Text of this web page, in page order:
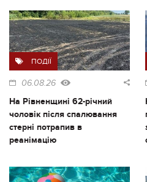
ПОДІЇ
06.08.26
На Рівненщині 62-річний
чоловік після спалювання
стерні потрапив в
реанімацію